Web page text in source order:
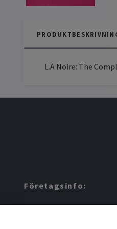
L.A Noire: The
Företagsinfo: